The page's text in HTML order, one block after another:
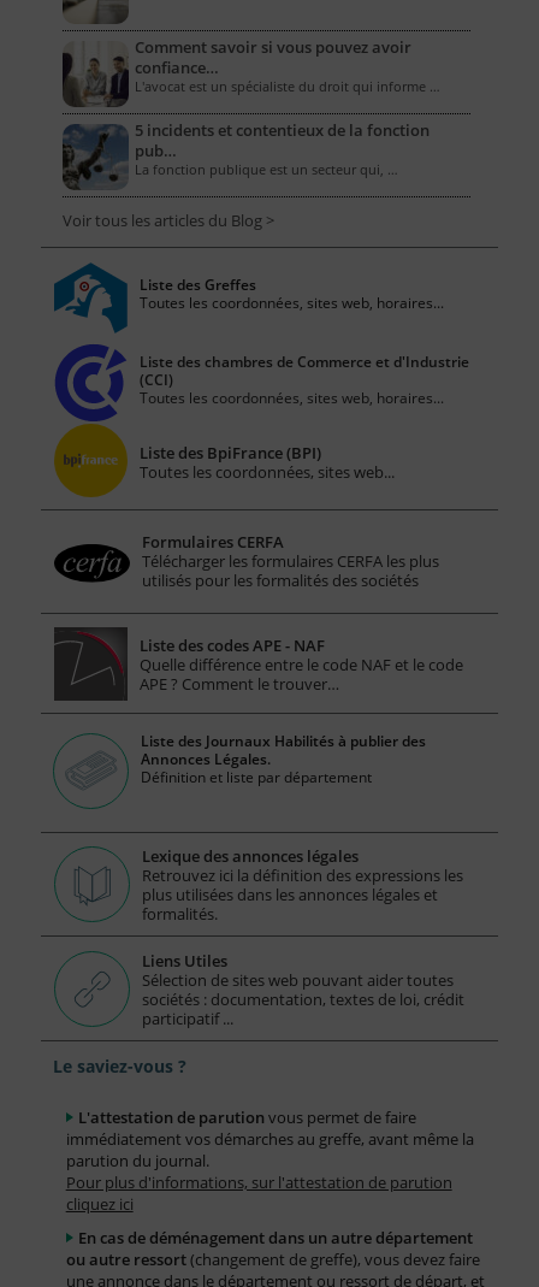
Comment savoir si vous pouvez avoir
confiance…
L'avocat est un spécialiste du droit qui informe …
5 incidents et contentieux de la fonction
pub…
La fonction publique est un secteur qui, …
Voir tous les articles du Blog >
Liste des Greffes
Toutes les coordonnées, sites web, horaires...
Liste des chambres de Commerce et d'Industrie
(CCI)
Toutes les coordonnées, sites web, horaires...
Liste des BpiFrance (BPI)
Toutes les coordonnées, sites web...
Formulaires CERFA
Télécharger les formulaires CERFA les plus
utilisés pour les formalités des sociétés
Liste des codes APE - NAF
Quelle différence entre le code NAF et le code
APE ? Comment le trouver…
Liste des Journaux Habilités à publier des
Annonces Légales.
Définition et liste par département
Lexique des annonces légales
Retrouvez ici la définition des expressions les
plus utilisées dans les annonces légales et
formalités.
Liens Utiles
Sélection de sites web pouvant aider toutes
sociétés : documentation, textes de loi, crédit
participatif ...
Le saviez-vous ?
L'attestation de parution vous permet de faire
immédiatement vos démarches au greffe, avant même la
parution du journal.
Pour plus d'informations, sur l'attestation de parution
cliquez ici
En cas de déménagement dans un autre département
ou autre ressort(changement de greffe), vous devez faire
une annonce dans le département ou ressort de départ, et